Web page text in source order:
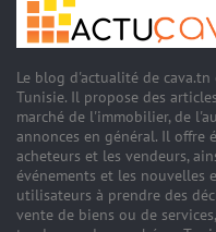
Le blog d'actualité de
Tunisie. Il propose des
marché de l'immobilier, de
annonces en général. Il offre
acheteurs et les vendeurs,
événements et les nouvelles
utilisateurs à prendre des
vente de biens ou de